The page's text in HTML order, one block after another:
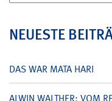
nach:
NEUESTE
DAS WAR MATA HARI
ALWIN WALTHER: VOM